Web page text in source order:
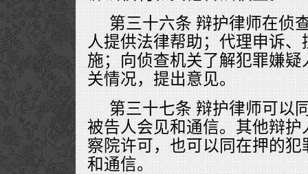
第三十六条 辩护律师在侦
人提供法律帮助；代理申诉
施；向侦查机关了解犯罪嫌
关情况，提出意见。
第三十七条 辩护律师可以
被告人会见和通信。其他辩
察院许可，也可以同在押的
和通信。